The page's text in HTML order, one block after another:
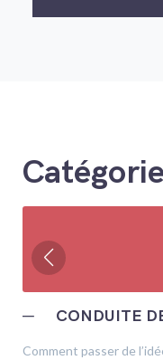
─ CONDUITE
Comment passer de